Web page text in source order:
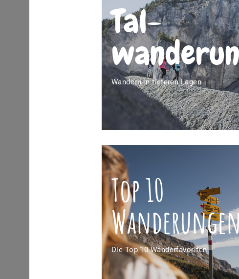
Tal­
Wandern in tieferen Lagen
Top 10
Die Top 10 Wanderfavoriten